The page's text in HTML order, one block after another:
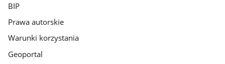
BIP
Prawa autorskie
Warunki korzystania
Geoportal